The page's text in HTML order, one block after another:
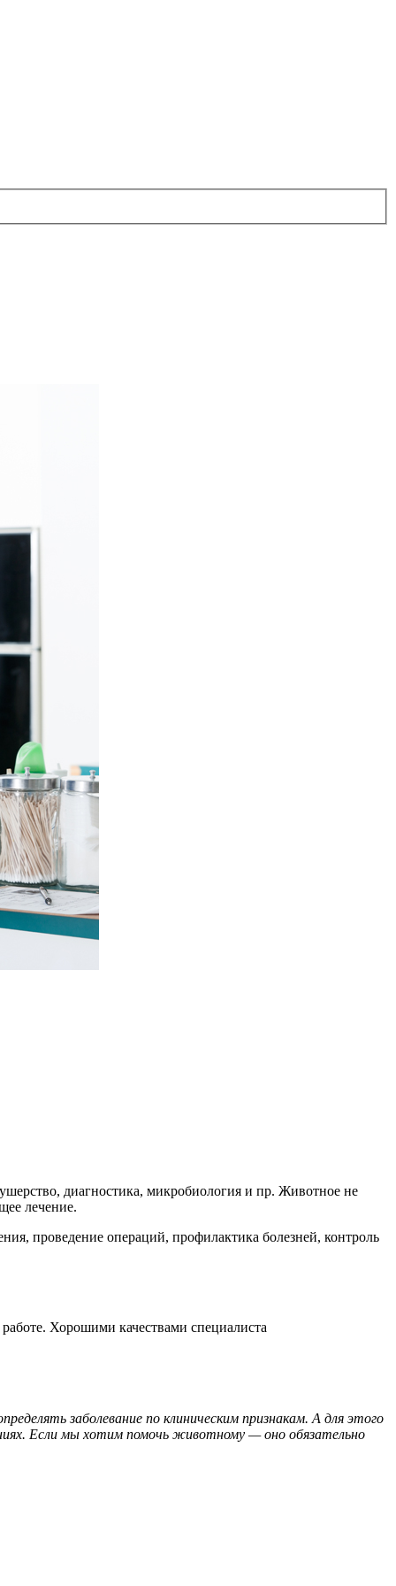
диагностика, микробиология и пр. Животное не
лечение.
проведение операций, профилактика болезней, контроль
работе. Хорошими качествами специалиста
заболевание по клиническим признакам. А для этого
Если мы хотим помочь животному — оно обязательно